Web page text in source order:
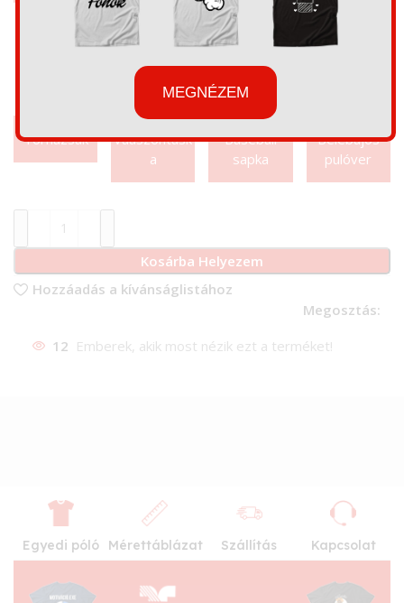
Tornazsák
Váaszontásk
a
Baseball
sapka
Belebújós
pulóver
Kosárba Helyezem
Hozzáadás a kívánságlistához
Megosztás:
12 Emberek, akik most nézik ezt a terméket!
Egyedi póló Mérettáblázat Szállítás Kapcsolat
MEGNÉZEM